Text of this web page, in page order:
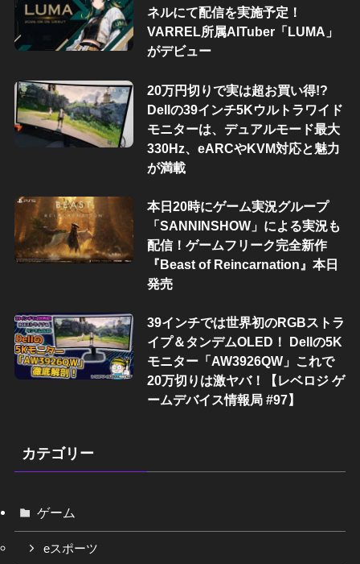
ネルにて配信を実施予定！
VARREL所属AITuber「LUMA」
がデビュー
20万円切りで実は超お買い得!?
Dellの39インチ5Kウルトラワイド
モニターは、デュアルモード最大
330Hz、eARCやKVM対応と魅力
が満載
本日20時にゲーム実況グループ
「SANNINSHOW」による実況も
配信！ゲームフリーク完全新作
『Beast of Reincarnation』本日
発売
39インチでは世界初のRGBストラ
イプ＆タンデムOLED！ Dellの5K
モニター「AW3926QW」これで
20万切りは激ヤバ！【レベロジ ゲ
ームデバイス情報局 #97】
カテゴリー
ゲーム
eスポーツ